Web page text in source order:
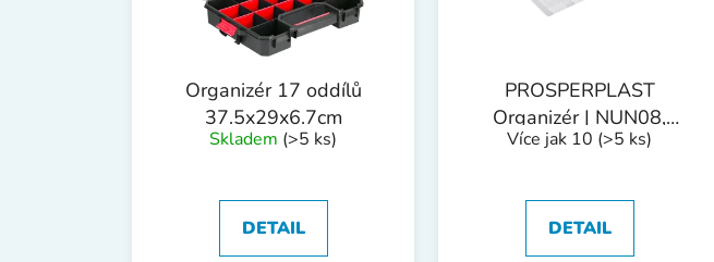
Organizér 17 oddílů
37.5x29x6.7cm
Skladem (>5 ks)
DETAIL
PROSPERPLAST
Organizér | NUN08,
198x117x45 mm
Více jak 10 (>5 ks)
DETAIL